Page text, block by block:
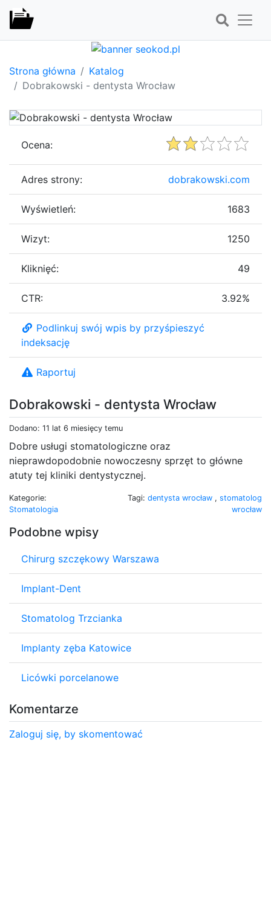
Strona główna
Katalog
Dobrakowski - dentysta Wrocław
Dobrakowski - dentysta Wrocław
Dodano: 11 lat 6 miesięcy temu
Dobre usługi stomatologiczne oraz
nieprawdopodobnie nowoczesny sprzęt to główne
atuty tej kliniki dentystycznej.
Kategorie:
Stomatologia
Tagi: dentysta wrocław , stomatolog
wrocław
Podobne wpisy
Chirurg szczękowy Warszawa
Implant-Dent
Stomatolog Trzcianka
Implanty zęba Katowice
Licówki porcelanowe
Komentarze
Zaloguj się, by skomentować
Ocena:
Adres strony: dobrakowski.com
Wyświetleń: 1683
Wizyt: 1250
Kliknięć: 49
CTR: 3.92%
Podlinkuj swój wpis by przyśpieszyć
indeksację
Raportuj